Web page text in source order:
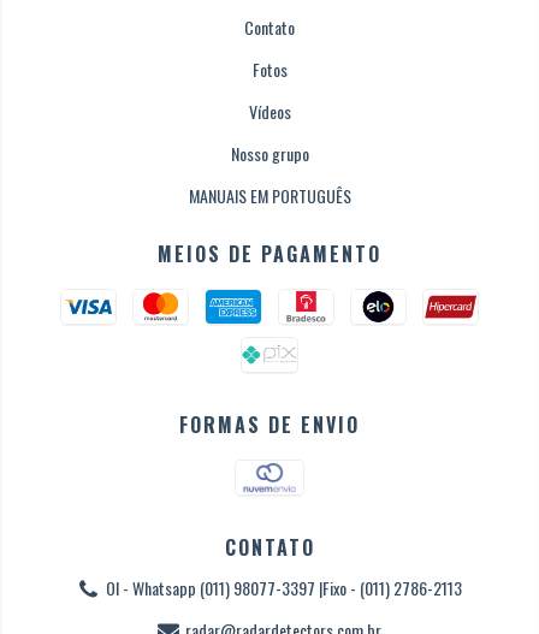
Contato
Fotos
Vídeos
Nosso grupo
MANUAIS EM PORTUGUÊS
MEIOS DE PAGAMENTO
FORMAS DE ENVIO
CONTATO
OI - Whatsapp (011) 98077-3397 |Fixo - (011) 2786-2113